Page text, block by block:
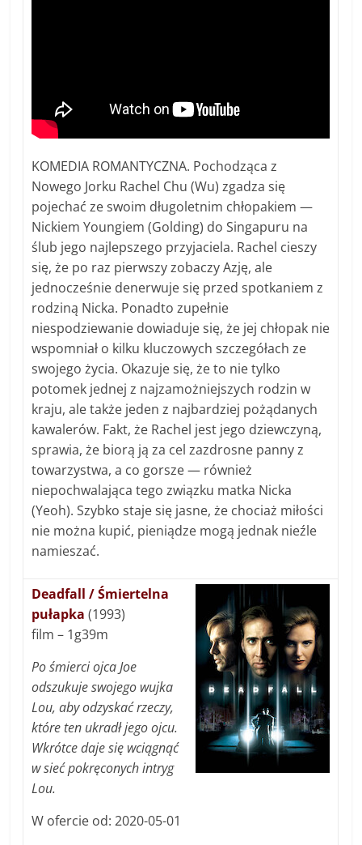
KOMEDIA ROMANTYCZNA. Pochodząca z
Nowego Jorku Rachel Chu (Wu) zgadza się
pojechać ze swoim długoletnim chłopakiem —
Nickiem Youngiem (Golding) do Singapuru na
ślub jego najlepszego przyjaciela. Rachel cieszy
się, że po raz pierwszy zobaczy Azję, ale
jednocześnie denerwuje się przed spotkaniem z
rodziną Nicka. Ponadto zupełnie
niespodziewanie dowiaduje się, że jej chłopak nie
wspomniał o kilku kluczowych szczegółach ze
swojego życia. Okazuje się, że to nie tylko
potomek jednej z najzamożniejszych rodzin w
kraju, ale także jeden z najbardziej pożądanych
kawalerów. Fakt, że Rachel jest jego dziewczyną,
sprawia, że biorą ją za cel zazdrosne panny z
towarzystwa, a co gorsze — również
niepochwalająca tego związku matka Nicka
(Yeoh). Szybko staje się jasne, że chociaż miłości
nie można kupić, pieniądze mogą jednak nieźle
namieszać.
Deadfall / Śmiertelna
pułapka (1993)
film – 1g39m
Po śmierci ojca Joe
odszukuje swojego wujka
Lou, aby odzyskać rzeczy,
które ten ukradł jego ojcu.
Wkrótce daje się wciągnąć
w sieć pokręconych intryg
Lou.
W ofercie od: 2020-05-01